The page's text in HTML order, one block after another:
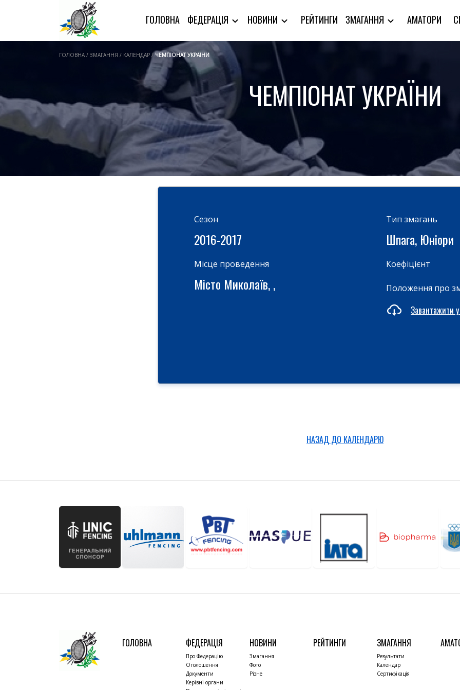
ГОЛОВНА ФЕДЕРАЦІЯ НОВИНИ РЕЙТИНГИ ЗМАГАННЯ АМАТОРИ
ГОЛОВНА / ЗМАГАННЯ / КАЛЕНДАР / ЧЕМПІОНАТ УКРАЇНИ
ЧЕМПІОНАТ УКРАЇНИ
Cезон
2016-2017
Місце проведення
Місто Миколаїв, ,
Тип змагань
Шпага, Юніори
Коефіцієнт
Положення про
Завантажити
НАЗАД ДО КАЛЕНДАРЮ
ГОЛОВНА ФЕДЕРАЦІЯ
Про Федерацію
Оголошення
Документи
Керівні органи
НОВИНИ
Змагання
Фото
Різне
РЕЙТИНГИ ЗМАГАННЯ
Результати
Календар
Сертифікація